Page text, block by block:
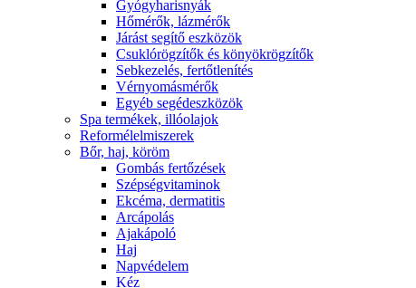
Gyógyharisnyák
Hőmérők, lázmérők
Járást segítő eszközök
Csuklórögzítők és könyökrögzítők
Sebkezelés, fertőtlenítés
Vérnyomásmérők
Egyéb segédeszközök
Spa termékek, illóolajok
Reformélelmiszerek
Bőr, haj, köröm
Gombás fertőzések
Szépségvitaminok
Ekcéma, dermatitis
Arcápolás
Ajakápoló
Haj
Napvédelem
Kéz